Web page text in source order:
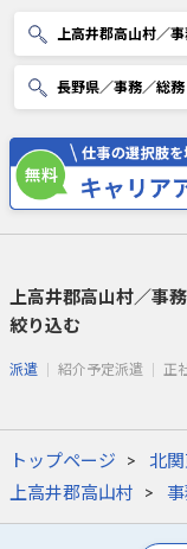
上高井郡高山村／
長野県／事務／総
上高井郡高山村／事
絞り込む
派遣 紹介予定派遣 正
トップページ 北
上高井郡高山村